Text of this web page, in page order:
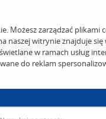
Możesz zarządzać plikami
naszej witrynie znajduje się
w ramach usług
do reklam